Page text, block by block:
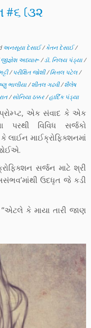
#૬ (૩૨
અનસૂયા દેસાઈ/કેતન દેસાઈ/
જીજ્ઞેશ અધ્યારૂ/ડૉ. નિલય પંડ્યા/
/પરીક્ષિત જોશી/મિત્તલ પટેલ/
ભાલીયા/શીતલ ગઢવી/શૈલેષ
/સોનિયા ઠક્કર/હાર્દિક પંડ્યા
એક સંવાદ કે એક
વિવિધ સર્જકો
લાઈન માઈક્રોફિક્શનમાં
સર્જન માટે શ્રી
ઉદધૃત જે કડી
કે માયા તારી જાણ